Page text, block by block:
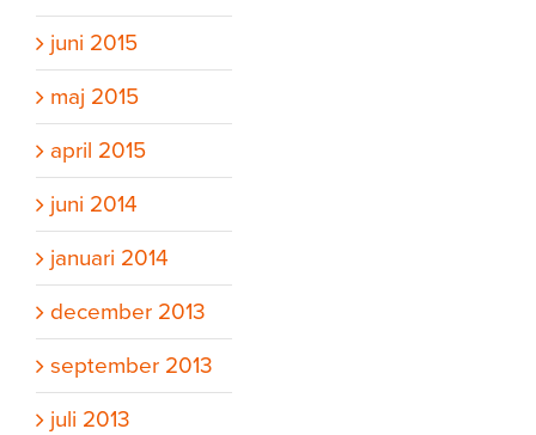
juni 2015
maj 2015
april 2015
juni 2014
januari 2014
december 2013
september 2013
juli 2013